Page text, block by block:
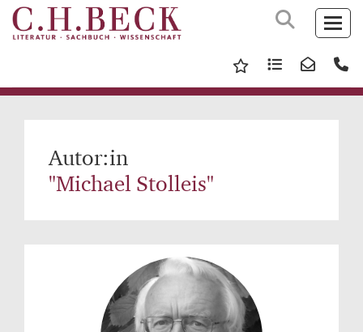
Autor:in
"Michael Stolleis"